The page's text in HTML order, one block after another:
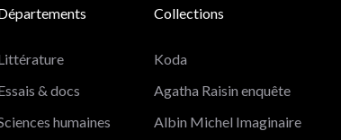
& docs
humaines
Collections
Koda
Agatha Raisin enquête
Albin Michel Imaginaire